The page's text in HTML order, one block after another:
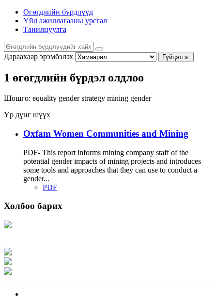
Өгөгдлийн бүрдлүүд
Үйл ажиллагааны урсгал
Танилцуулга
Дараахаар эрэмбэлэх Гүйцэтгэ.
1 өгөгдлийн бүрдэл олдлоо
Шошго: equality gender strategy mining gender
Үр дүнг шүүх
Oxfam Women Communities and Mining
PDF- This report informs mining company staff of the
potential gender impacts of mining projects and introduces
some tools and approaches that they can use to conduct a
gender...
PDF
Холбоо барих